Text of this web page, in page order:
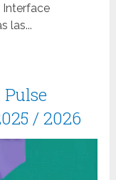
Interface
las...
/ 2026